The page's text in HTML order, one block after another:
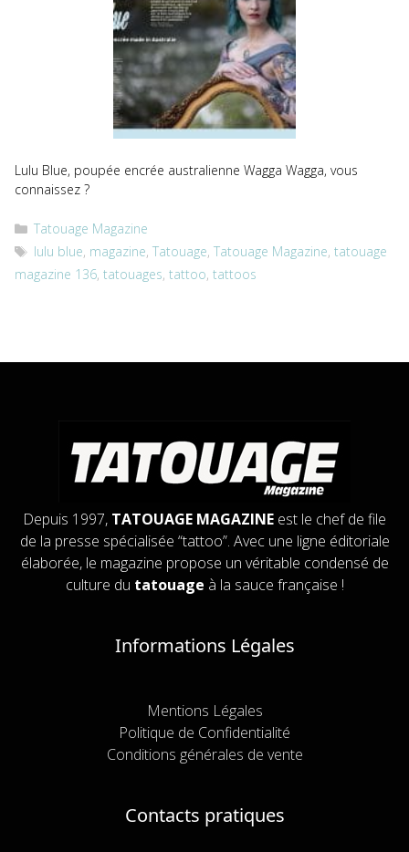
Lulu Blue, poupée encrée australienne Wagga Wagga, vous
connaissez ?
Catégories
Tatouage Magazine
Étiquettes
lulu blue, magazine,Tatouage,Tatouage Magazine,tatouage
magazine 136, tatouages, tattoo, tattoos
Depuis 1997, TATOUAGE MAGAZINE est le chef de file
de la presse spécialisée “tattoo”. Avec une ligne éditoriale
élaborée, le magazine propose un véritable condensé de
culture du tatouage à la sauce française !
Informations Légales
Mentions Légales
Politique de Confidentialité
Conditions générales de vente
Contacts pratiques